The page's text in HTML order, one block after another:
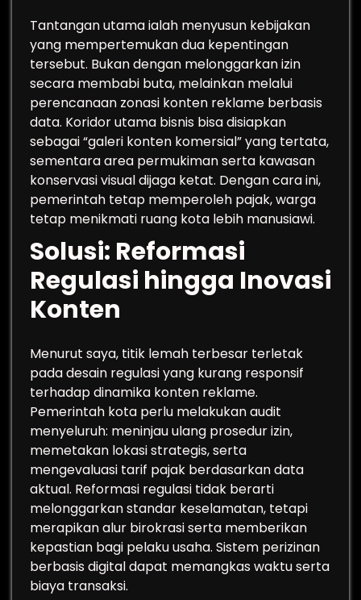
Tantangan utama ialah menyusun kebijakan
yang mempertemukan dua kepentingan
tersebut. Bukan dengan melonggarkan izin
secara membabi buta, melainkan melalui
perencanaan zonasi konten reklame berbasis
data. Koridor utama bisnis bisa disiapkan
sebagai “galeri konten komersial” yang tertata,
sementara area permukiman serta kawasan
konservasi visual dijaga ketat. Dengan cara ini,
pemerintah tetap memperoleh pajak, warga
tetap menikmati ruang kota lebih manusiawi.
Solusi: Reformasi
Regulasi hingga Inovasi
Konten
Menurut saya, titik lemah terbesar terletak
pada desain regulasi yang kurang responsif
terhadap dinamika konten reklame.
Pemerintah kota perlu melakukan audit
menyeluruh: meninjau ulang prosedur izin,
memetakan lokasi strategis, serta
mengevaluasi tarif pajak berdasarkan data
aktual. Reformasi regulasi tidak berarti
melonggarkan standar keselamatan, tetapi
merapikan alur birokrasi serta memberikan
kepastian bagi pelaku usaha. Sistem perizinan
berbasis digital dapat memangkas waktu serta
biaya transaksi.